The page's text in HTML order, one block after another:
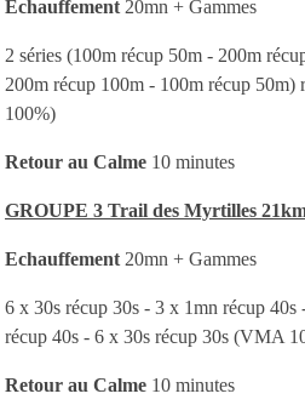
Echauffement 20mn + Gammes
2 séries (100m récup 50m - 200m
200m récup 100m - 100m récup
100%)
Retour au Calme 10 minutes
GROUPE 3 Trail des Myrtilles
Echauffement 20mn + Gammes
6 x 30s récup 30s - 3 x 1mn récup
récup 40s - 6 x 30s récup 30s (VMA
Retour au Calme 10 minutes